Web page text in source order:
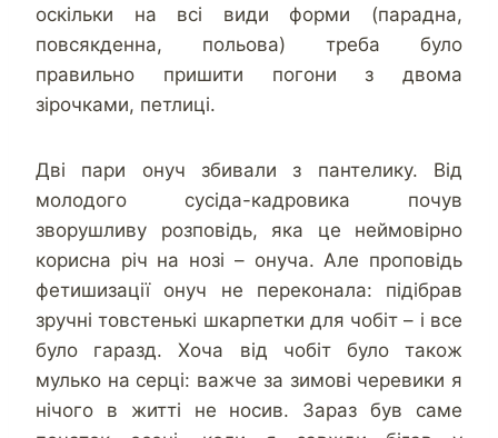
оскільки на всі види форми (парадна,
повсякденна, польова) треба було
правильно пришити погони з двома
зірочками, петлиці.
Дві пари онуч збивали з пантелику. Від
молодого сусіда-кадровика почув
зворушливу розповідь, яка це неймовірно
корисна річ на нозі – онуча. Але проповідь
фетишизації онуч не переконала: підібрав
зручні товстенькі шкарпетки для чобіт – і все
було гаразд. Хоча від чобіт було також
мулько на серці: важче за зимові черевики я
нічого в житті не носив. Зараз був саме